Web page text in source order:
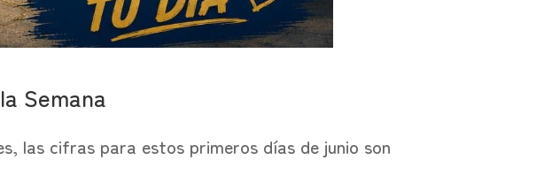
Semana
las cifras para estos primeros días de junio son